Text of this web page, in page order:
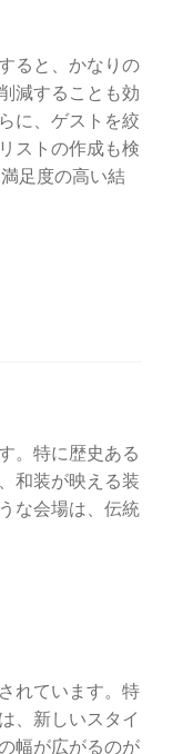
ると、かなりの
減することも効
に、ゲストを絞
ストの作成も検
足度の高い結
。特に歴史ある
和装が映える装
な会場は、伝統
れています。特
、新しいスタイ
幅が広がるのが